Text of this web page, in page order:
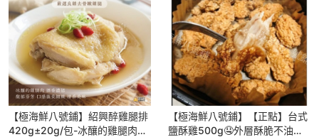
【極海鮮八號鋪】紹興醉雞腿排
420g±20g/包-冰釀的雞腿肉，
【極海鮮八號鋪】【正點】台式
鹽酥雞500g🤤外層酥脆不油